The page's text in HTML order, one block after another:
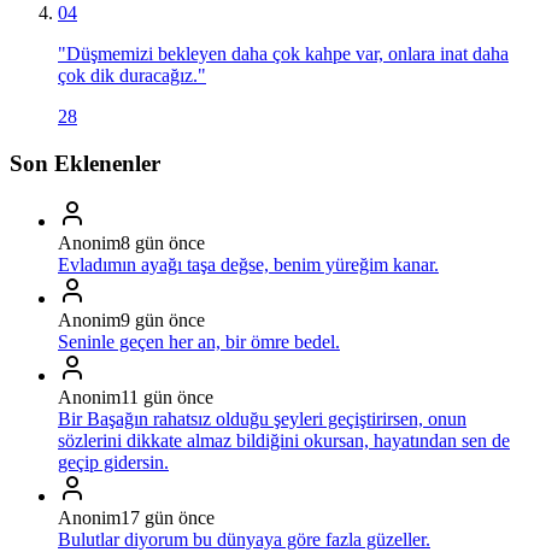
04
"Düşmemizi bekleyen daha çok kahpe var, onlara inat daha
çok dik duracağız."
28
Son Eklenenler
Anonim8 gün önce
Evladımın ayağı taşa değse, benim yüreğim kanar.
Anonim9 gün önce
Seninle geçen her an, bir ömre bedel.
Anonim11 gün önce
Bir Başağın rahatsız olduğu şeyleri geçiştirirsen, onun
sözlerini dikkate almaz bildiğini okursan, hayatından sen de
geçip gidersin.
Anonim17 gün önce
Bulutlar diyorum bu dünyaya göre fazla güzeller.